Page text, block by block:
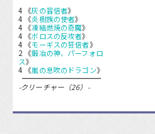
4 《灰の盲信者》
4 《炎樹族の使者》
4 《凍結燃焼の奇魔》
4 《ボロスの反攻者》
4 《モーギスの狂信者》
2 《鍛冶の神、パーフォロ
ス》
4 《嵐の息吹のドラゴン》
-クリーチャー（26）-